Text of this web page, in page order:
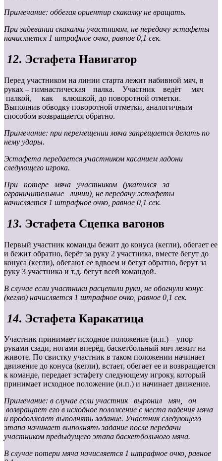
Примечание: оббегая ориентир скакалку не вращать.
При задевании скакалки участником, не передачу эстафеты
начисляется 1 штрафное очко, равное 0,1 сек.
12. Эстафета Навигатор
Перед участником на линии старта лежит набивной мяч, в
руках – гимнастическая палка. Участник ведёт мяч
палкой, как клюшкой, до поворотной отметки.
Выполнив обводку поворотной отметки, аналогичным
способом возвращается обратно.
Примечание: при перемещении мяча запрещается делать по
нему удары.
Эстафета передается участником касанием ладони
следующего игрока.
При потере мяча участником (укатился за
ограничительные линии), не передачу эстафеты
начисляется 1 штрафное очко, равное 0,1 сек.
13. Эстафета Сцепка вагонов
Первый участник команды бежит до конуса (кегли), обегает ее
и бежит обратно, берёт за руку 2 участника, вместе бегут до
конуса (кегли), обегают ее вдвоем и бегут обратно, берут за
руку 3 участника и т.д. бегут всей командой.
В случае если участники расцепили руки, не обогнули конус
(кеглю) начисляется 1 штрафное очко, равное 0,1 сек.
14. Эстафета Каракатица
Участник принимает исходное положение (и.п.) – упор
руками сзади, ногами вперёд, баскетбольный мяч лежит на
животе. По свистку участник в таком положении начинает
движение до конуса (кегли), встает, обегает ее и возвращается
к команде, передает эстафету следующему игроку, который
принимает исходное положение (и.п.) и начинает движение.
Примечание: в случае если участник выронил мяч, он
возвращает его в исходное положение с места падения мяча
и продолжает выполнять задание. Участник следующего
этапа начинает выполнять задание после передачи
участником предыдущего этапа баскетбольного мяча.
В случае потери мяча начисляется 1 штрафное очко, равное